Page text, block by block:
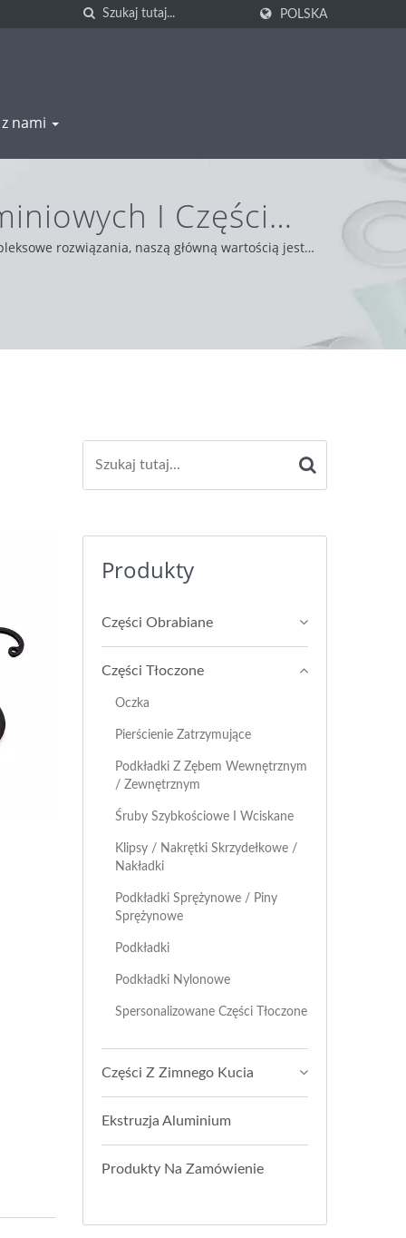
POLSKA
nami
I Części
rozwiązania, naszą główną wartością jest
zapewniając naszym klientom z całego świata
Produkty
Części Obrabiane
Części Tłoczone
Oczka
Pierścienie Zatrzymujące
Podkładki Z Zębem Wewnętrznym
/ Zewnętrznym
Śruby Szybkościowe I Wciskane
Klipsy / Nakrętki Skrzydełkowe /
Nakładki
Podkładki Sprężynowe / Piny
Sprężynowe
Podkładki
Podkładki Nylonowe
Spersonalizowane Części Tłoczone
Części Z Zimnego Kucia
Ekstruzja Aluminium
Produkty Na Zamówienie